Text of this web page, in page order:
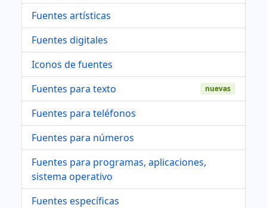
Fuentes artísticas
Fuentes digitales
Iconos de fuentes
Fuentes para texto
nuevas
Fuentes para teléfonos
Fuentes para números
Fuentes para programas, aplicaciones,
sistema operativo
Fuentes específicas